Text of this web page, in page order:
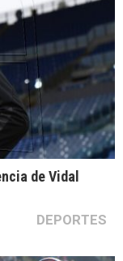
de Vidal
DEPORTES